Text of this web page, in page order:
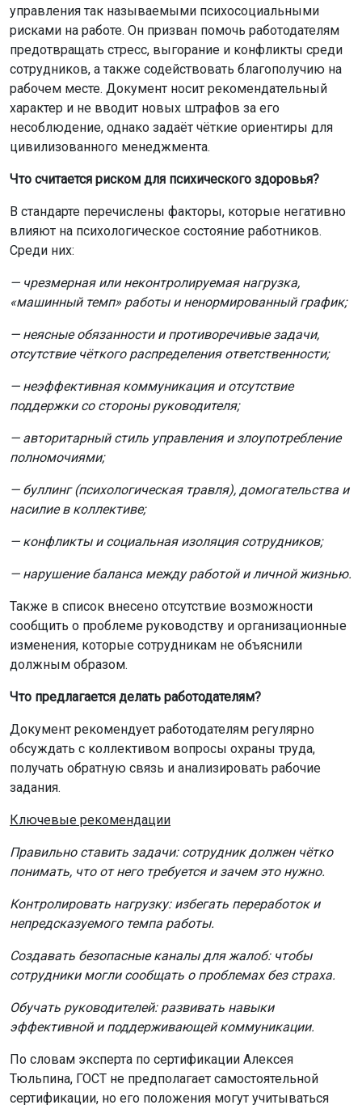
управления так называемыми психосоциальными
рисками на работе. Он призван помочь работодателям
предотвращать стресс, выгорание и конфликты среди
сотрудников, а также содействовать благополучию на
рабочем месте. Документ носит рекомендательный
характер и не вводит новых штрафов за его
несоблюдение, однако задаёт чёткие ориентиры для
цивилизованного менеджмента.
Что считается риском для психического здоровья?
В стандарте перечислены факторы, которые негативно
влияют на психологическое состояние работников.
Среди них:
— чрезмерная или неконтролируемая нагрузка,
«машинный темп» работы и ненормированный график;
— неясные обязанности и противоречивые задачи,
отсутствие чёткого распределения ответственности;
— неэффективная коммуникация и отсутствие
поддержки со стороны руководителя;
— авторитарный стиль управления и злоупотребление
полномочиями;
— буллинг (психологическая травля), домогательства и
насилие в коллективе;
— конфликты и социальная изоляция сотрудников;
— нарушение баланса между работой и личной жизнью.
Также в список внесено отсутствие возможности
сообщить о проблеме руководству и организационные
изменения, которые сотрудникам не объяснили
должным образом.
Что предлагается делать работодателям?
Документ рекомендует работодателям регулярно
обсуждать с коллективом вопросы охраны труда,
получать обратную связь и анализировать рабочие
задания.
Ключевые рекомендации
Правильно ставить задачи: сотрудник должен чётко
понимать, что от него требуется и зачем это нужно.
Контролировать нагрузку: избегать переработок и
непредсказуемого темпа работы.
Создавать безопасные каналы для жалоб: чтобы
сотрудники могли сообщать о проблемах без страха.
Обучать руководителей: развивать навыки
эффективной и поддерживающей коммуникации.
По словам эксперта по сертификации Алексея
Тюльпина, ГОСТ не предполагает самостоятельной
сертификации, но его положения могут учитываться